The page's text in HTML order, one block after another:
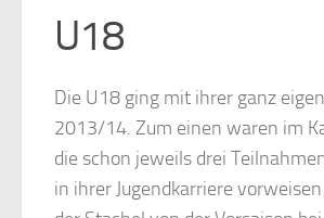
U18
Die U18 ging mit ihrer ganz
2013/14. Zum einen waren im
die schon jeweils drei
in ihrer Jugendkarriere